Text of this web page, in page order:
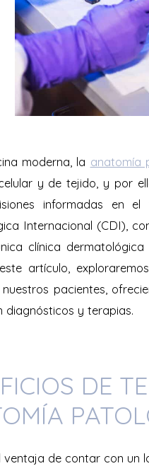
moderna, la anatomía
y de tejido, y por
informadas en el
Internacional (CDI),
clínica
artículo,
pacientes,
diagnósticos y terapias.
DE
ventaja de contar con un